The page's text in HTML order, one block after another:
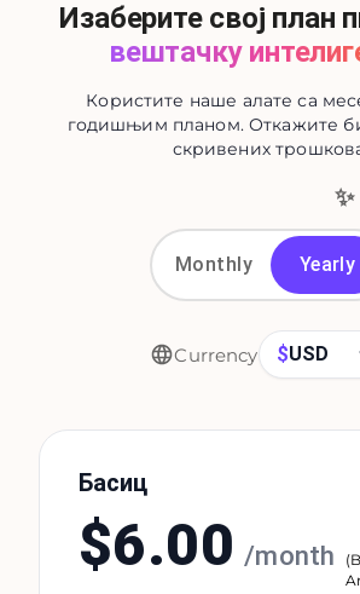
Изаберите свој план
вештачку
Користите наше алате са
годишњим планом. Откажите
скривених
Monthly Yearly
Currency $USD
Басиц
$6.00 /month (